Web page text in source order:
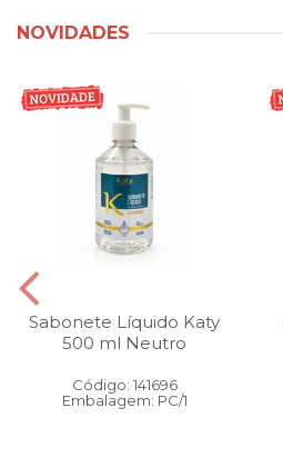
NOVIDADES
Sabonete Líquido Katy
500 ml Neutro
Código: 141696
Embalagem: PC/1